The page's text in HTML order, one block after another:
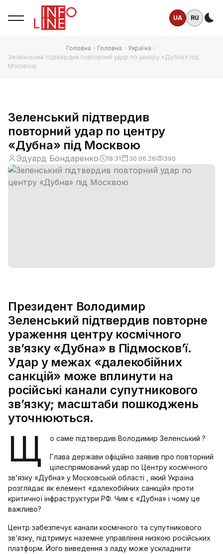
UA RU
Головна Головна
Україна
Зеленський підтвердив повторний удар по центру «Дубна» під
Москвою
Зеленський підтвердив
повторний удар по центру
«Дубна» під Москвою
Эдуард Бондаренко 18:31 30.06.26 390
Президент Володимир
Зеленський підтвердив повторне
ураження центру космічного
зв’язку «Дубна» в Підмосков’ї.
Удар у межах «далекобійних
санкцій» може вплинути на
російські канали супутникового
зв’язку; масштаби пошкоджень
уточнюються.
Щ о саме підтвердив Володимир Зеленський ?
Глава держави офіційно заявив про повторний
цілеспрямований удар по Центру космічного
зв’язку «Дубна» у Московській області , який Україна
розглядає як елемент «далекобійних санкцій» проти
критичної інфраструктури РФ. Чим є «Дубна» і чому це
важливо?
Центр забезпечує канали космічного та супутникового
зв’язку, підтримує наземне управління низкою російських
платформ. Його виведення з ладу може ускладнити